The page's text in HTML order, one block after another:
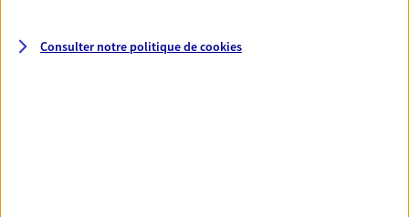
garanties incapacité temporaire totale de travail,
Consulter notre politique decookies